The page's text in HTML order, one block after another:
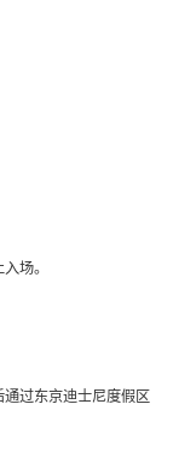
场。
过东京迪士尼度假区